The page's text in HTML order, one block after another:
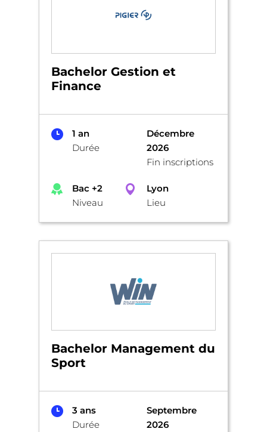
Bachelor Gestion et
Finance
1 an
Durée
Décembre
2026
Fin inscriptions
Bac +2
Niveau
Lyon
Lieu
Bachelor Management du
Sport
3 ans
Durée
Septembre
2026